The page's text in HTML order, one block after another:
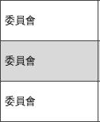
委員會
委員會
委員會